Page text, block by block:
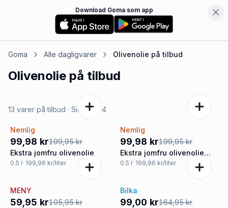
Download Goma som app
Goma Alle dagligvarer Olivenolie på tilbud
Olivenolie på tilbud
13 varer på tilbud · Side1af4
-50%
Nemlig
99,98 kr199,95 kr
Ekstra jomfru olivenolie
0.5 l· 199,96 kr/liter
-50%
Nemlig
99,98 kr199,95 kr
Ekstra jomfru olivenolie
øko.
0.5 l· 199,96 kr/liter
-43%
MENY
59,95 kr105,95 kr
-40%
Bilka
99,00 kr164,95 kr